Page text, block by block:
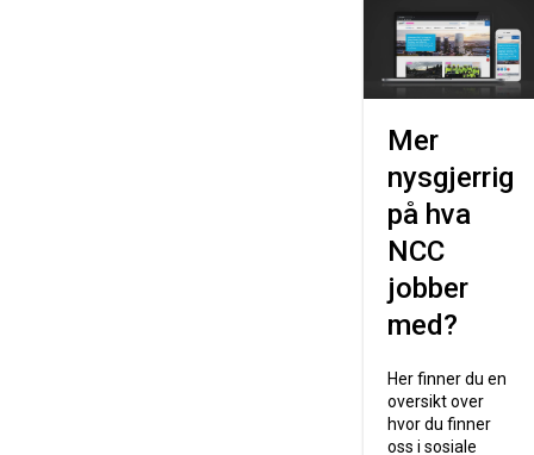
Mer
nysgjerrig
på hva
NCC
jobber
med?
Her finner du en
oversikt over
hvor du finner
oss i sosiale